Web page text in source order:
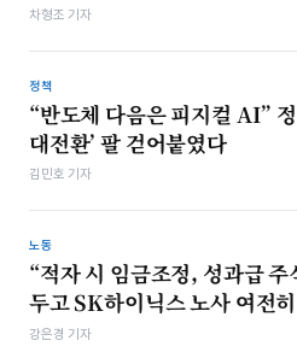
차형조 기자
정책
“반도체 다음은 피지컬 AI” 정
대전환’ 팔 걷어붙였다
김민호 기자
노동
“적자 시 임금조정, 성과급 주
두고 SK하이닉스 노사 여전히
강은경 기자